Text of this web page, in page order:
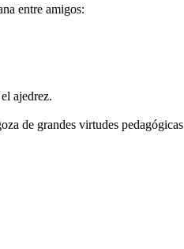
entre amigos:
ajedrez.
de grandes virtudes pedagógicas